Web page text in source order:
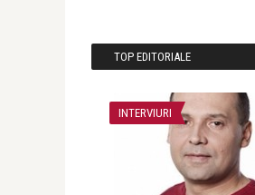
TOP EDITORIALE
INTERVIURI